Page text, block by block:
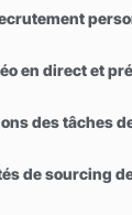
en direct et
des tâches
de sourcing